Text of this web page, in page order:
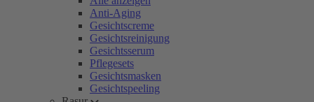
Anti-Aging
Gesichtscreme
Gesichtsreinigung
Gesichtsserum
Pflegesets
Gesichtsmasken
Gesichtspeeling